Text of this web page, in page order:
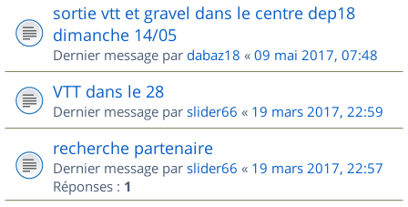
sortie vtt et gravel dans le centre dep18
dimanche 14/05
Dernier message par dabaz18 « 09 mai 2017, 07:48
VTT dans le 28
Dernier message par slider66 « 19 mars 2017, 22:59
recherche partenaire
Dernier message par slider66 « 19 mars 2017, 22:57
Réponses : 1